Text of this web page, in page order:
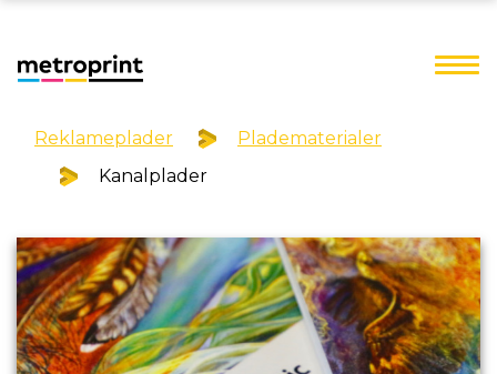
Reklameplader
Pladematerialer
Kanalplader